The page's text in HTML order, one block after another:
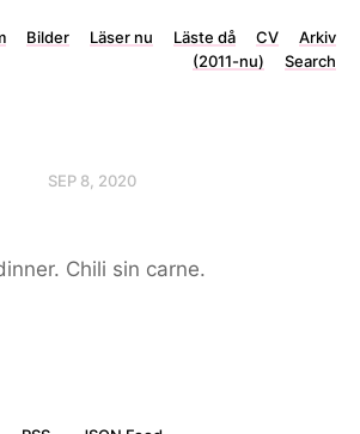
Bilder Läser nu Läste då CV
Arkiv
(2011-nu)
Search
SEP 8, 2020
Chili sin carne.